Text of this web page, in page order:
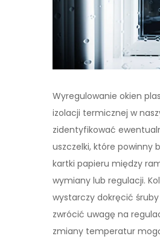
Wyregulowanie okien
izolacji termicznej w
zidentyfikować
uszczelki, które powinny
kartki papieru między
wymiany lub regulacji.
wystarczy dokręcić
zwrócić uwagę na
zmiany temperatur